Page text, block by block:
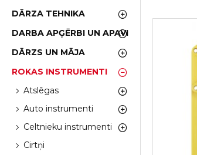
DĀRZA TEHNIKA
DARBA APĢĒRBI UN APAVI
DĀRZS UN MĀJA
ROKAS INSTRUMENTI
Atslēgas
Auto instrumenti
Celtnieku instrumenti
Cirtņi